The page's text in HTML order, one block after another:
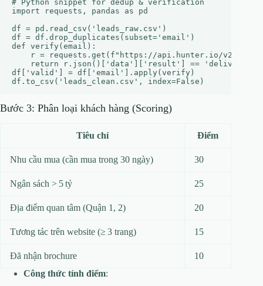
# Python snippet for dedup & verification
import requests, pandas as pd
df = pd.read_csv('leads_raw.csv')
df = df.drop_duplicates(subset='email')
def verify(email):
r = requests.get(f"https://api.hunter.io/v2/
return r.json()['data']['result'] ==
df['valid'] = df['email'].apply(verify)
Bước 3: Phân loại khách hàng (Scoring)
Tiêu chí Điểm
Nhu cầu mua (cần mua trong 30 ngày) 30
Ngân sách > 5 tỷ 25
Địa điểm quan tâm (Quận 1, 2) 20
Tương tác trên website (≥ 3 trang) 15
Đã nhận brochure
10
Công thức tính điểm: